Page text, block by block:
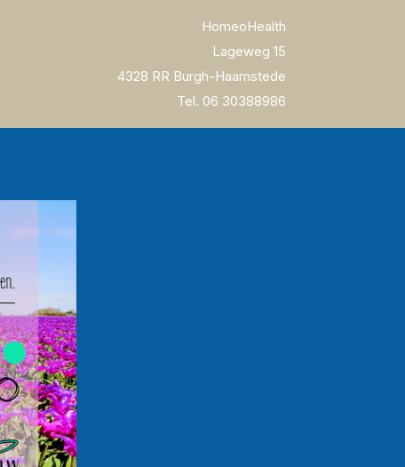
HomeoHealth
Lageweg 15
4328 RR Burgh-Haamstede
Tel. 06 30388986